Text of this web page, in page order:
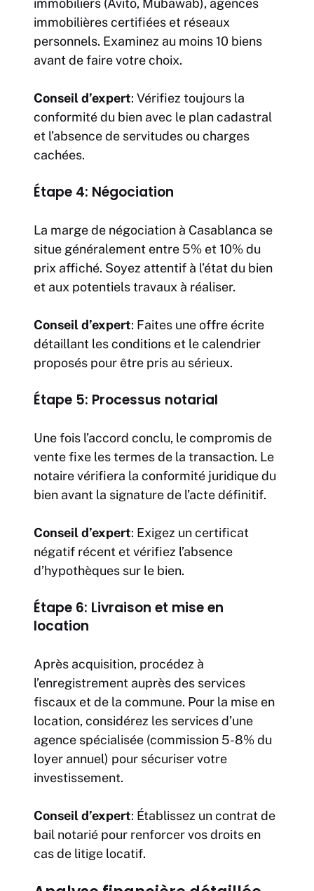
immobiliers (Avito, Mubawab), agences
immobilières certifiées et réseaux
personnels. Examinez au moins 10 biens
avant de faire votre choix.
Conseil d’expert: Vérifiez toujours la
conformité du bien avec le plan cadastral
et l’absence de servitudes ou charges
cachées.
Étape 4: Négociation
La marge de négociation à Casablanca se
situe généralement entre 5% et 10% du
prix affiché. Soyez attentif à l’état du bien
et aux potentiels travaux à réaliser.
Conseil d’expert: Faites une offre écrite
détaillant les conditions et le calendrier
proposés pour être pris au sérieux.
Étape 5: Processus notarial
Une fois l’accord conclu, le compromis de
vente fixe les termes de la transaction. Le
notaire vérifiera la conformité juridique du
bien avant la signature de l’acte définitif.
Conseil d’expert: Exigez un certificat
négatif récent et vérifiez l’absence
d’hypothèques sur le bien.
Étape 6: Livraison et mise en
location
Après acquisition, procédez à
l’enregistrement auprès des services
fiscaux et de la commune. Pour la mise en
location, considérez les services d’une
agence spécialisée (commission 5-8% du
loyer annuel) pour sécuriser votre
investissement.
Conseil d’expert: Établissez un contrat de
bail notarié pour renforcer vos droits en
cas de litige locatif.